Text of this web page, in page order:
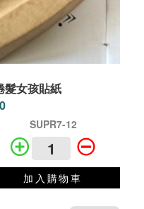
髮女孩貼紙
SUPR7-12
加入購物車